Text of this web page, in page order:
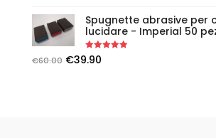
Spugnette abrasive per
lucidare - Imperial 50
Rated
out of 5
€60.00 €39.90